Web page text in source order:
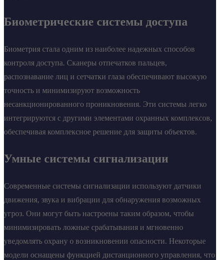
Биометрические системы доступа
Биометрия стала одним из наиболее надежных способов
контроля доступа. Сканеры отпечатков пальцев,
распознавание лиц и сетчатки глаза обеспечивают высокую
точность и минимизируют возможность
несанкционированного проникновения. Эти системы легко
интегрируются с другими элементами охранных комплексов,
обеспечивая комплексное решение для защиты объектов.
Умные системы сигнализации
Современные системы сигнализации используют датчики
движения, звука и вибрации для обнаружения возможных
угроз. Они могут быть настроены таким образом, чтобы
минимизировать ложные срабатывания и мгновенно
уведомлять охрану о возникновении опасности. Некоторые
модели оснащены функцией дистанционного управления, что